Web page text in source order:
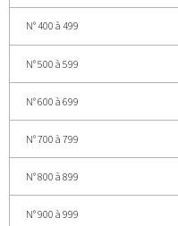
N° 400 à 499
N° 500 à 599
N° 600 à 699
N° 700 à 799
N° 800 à 899
N° 900 à 999